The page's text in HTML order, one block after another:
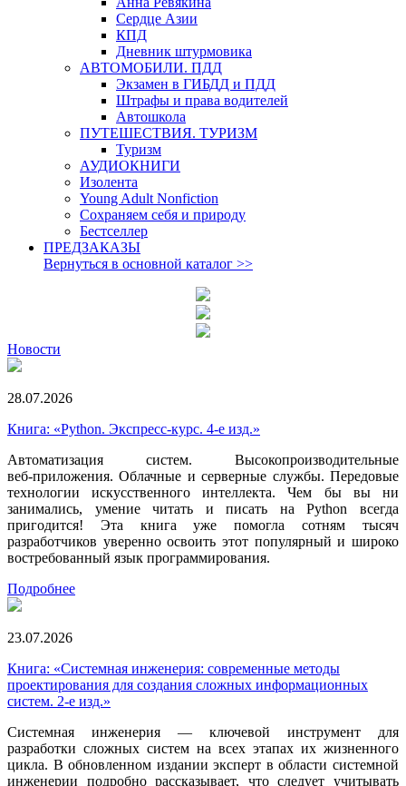
Сердце Азии
КПД
Дневник штурмовика
АВТОМОБИЛИ. ПДД
Экзамен в ГИБДД и ПДД
Штрафы и права водителей
Автошкола
ПУТЕШЕСТВИЯ. ТУРИЗМ
Туризм
АУДИОКНИГИ
Изолента
Young Adult Nonfiction
Сохраняем себя и природу
Бестселлер
ПРЕДЗАКАЗЫ
Вернуться в основной каталог >>
Новости
28.07.2026
Книга: «Python. Экспресс‑курс. 4-е изд.»
Автоматизация систем. Высокопроизводительные
веб‑приложения. Облачные и серверные службы. Передовые
технологии искусственного интеллекта. Чем бы вы ни
занимались, умение читать и писать на Python всегда
пригодится! Эта книга уже помогла сотням тысяч
разработчиков уверенно освоить этот популярный и широко
востребованный язык программирования.
Подробнее
23.07.2026
Книга: «Системная инженерия: современные методы
проектирования для создания сложных информационных
систем. 2-е изд.»
Системная инженерия — ключевой инструмент для
разработки сложных систем на всех этапах их жизненного
цикла. В обновленном издании эксперт в области системной
инженерии подробно рассказывает, что следует учитывать